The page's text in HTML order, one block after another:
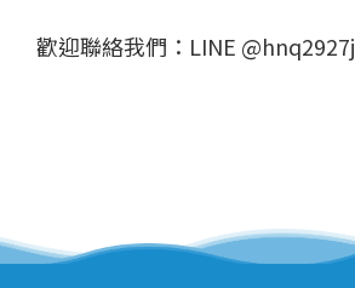
歡迎聯絡我們：LINE @hnq2927j